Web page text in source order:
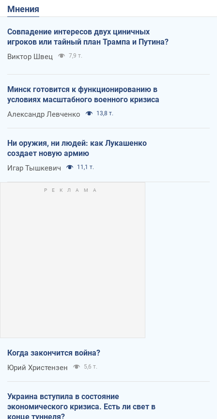
Мнения
Совпадение интересов двух циничных
игроков или тайный план Трампа и Путина?
Виктор Швец 7,9 т.
Минск готовится к функционированию в
условиях масштабного военного кризиса
Александр Левченко 13,8 т.
Ни оружия, ни людей: как Лукашенко
создает новую армию
Игар Тышкевич 11,1 т.
Когда закончится война?
Юрий Христензен 5,6 т.
Украина вступила в состояние
экономического кризиса. Есть ли свет в
конце туннеля?